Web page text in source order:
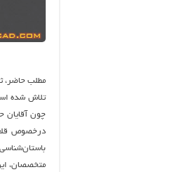
مطلب حاضر،
تلاش شده
چون آقایان
درخصوص
متخصصان،